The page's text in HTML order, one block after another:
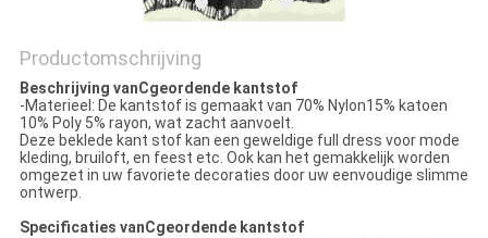
Productomschrijving
Beschrijving vanCgeordende kantstof
-Materieel: De kantstof is gemaakt van 70% Nylon15% katoen
10% Poly 5% rayon, wat zacht aanvoelt.
Deze beklede kant stof kan een geweldige full dress voor mode
kleding, bruiloft, en feest etc. Ook kan het gemakkelijk worden
omgezet in uw favoriete decoraties door uw eenvoudige slimme
ontwerp.
Specificaties vanCgeordende kantstof